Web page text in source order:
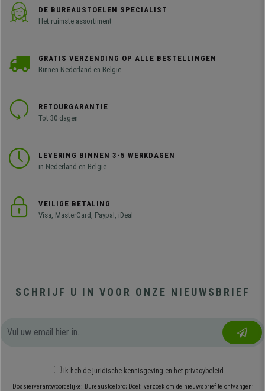
DE BUREAUSTOELEN SPECIALIST
Het ruimste assortiment
GRATIS VERZENDING OP ALLE BESTELLINGEN
Binnen Nederland en België
RETOURGARANTIE
Tot 30 dagen
LEVERING BINNEN 3-5 WERKDAGEN
in Nederland en België
VEILIGE BETALING
Visa, MasterCard, Paypal, iDeal
SCHRIJF U IN VOOR ONZE NIEUWSBRIEF
Ik heb de juridische kennisgeving en het privacybeleid
Dossierverantwoordelijke: Bureaustoelpro; Doel: verzoek om de nieuwsbrief te ontvangen;